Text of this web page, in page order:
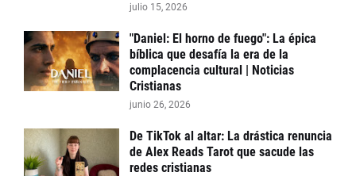
julio 15, 2026
"Daniel: El horno de fuego": La épica
bíblica que desafía la era de la
complacencia cultural | Noticias
Cristianas
junio 26, 2026
De TikTok al altar: La drástica renuncia
de Alex Reads Tarot que sacude las
redes cristianas